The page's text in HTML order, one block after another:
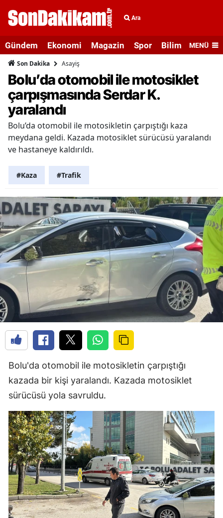
Ara
Gündem Ekonomi Magazin Spor Bilim veMENÜ
Son Dakika Asayiş
Bolu’da otomobil ile motosiklet
çarpışmasında Serdar K.
yaralandı
Bolu’da otomobil ile motosikletin çarpıştığı kaza
meydana geldi. Kazada motosiklet sürücüsü yaralandı
ve hastaneye kaldırıldı.
#Kaza #Trafik
Bolu'da otomobil ile motosikletin çarpıştığı
kazada bir kişi yaralandı. Kazada motosiklet
sürücüsü yola savruldu.